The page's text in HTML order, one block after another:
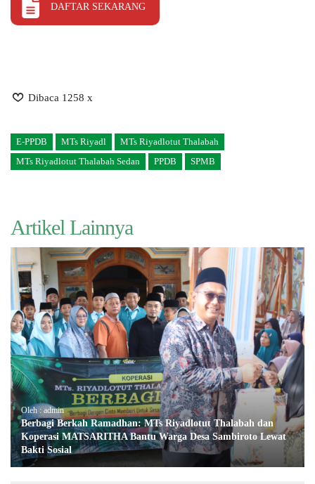
DAFTAR SEKARANG
Dibaca 1258 x
E-PPDB MTs Riyadl
MTs Riyadlotut Thalabah
MTs Riyadlotut Thalabah Sedan
PPDB SPMB
Artikel Lainnya
Oleh : admin
Berbagi Berkah Ramadhan: MTs Riyadlotut Thalabah dan
Koperasi MATSARITHA Bantu Warga Desa Sambiroto Lewat
Bakti Sosial